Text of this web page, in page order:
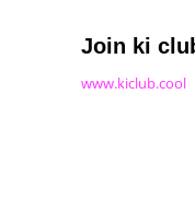
Join ki
www.kiclub.cool